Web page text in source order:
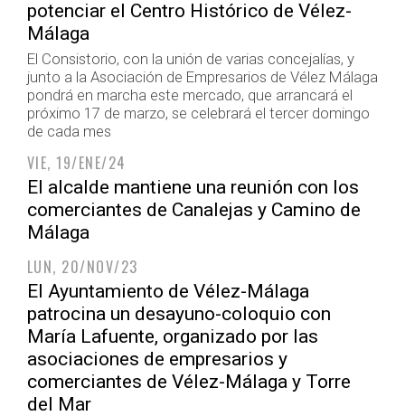
potenciar el Centro Histórico de Vélez-
Málaga
El Consistorio, con la unión de varias concejalías, y
junto a la Asociación de Empresarios de Vélez Málaga
pondrá en marcha este mercado, que arrancará el
próximo 17 de marzo, se celebrará el tercer domingo
de cada mes
VIE, 19/ENE/24
El alcalde mantiene una reunión con los
comerciantes de Canalejas y Camino de
Málaga
LUN, 20/NOV/23
El Ayuntamiento de Vélez-Málaga
patrocina un desayuno-coloquio con
María Lafuente, organizado por las
asociaciones de empresarios y
comerciantes de Vélez-Málaga y Torre
del Mar